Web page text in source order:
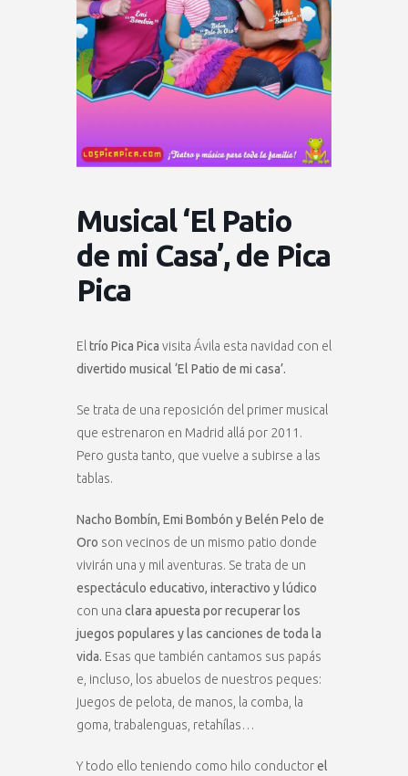
Musical ‘El Patio
de mi Casa’, de Pica
Pica
El trío Pica Pica visita Ávila esta navidad con el
divertido musical ‘El Patio de mi casa’.
Se trata de una reposición del primer musical
que estrenaron en Madrid allá por 2011.
Pero gusta tanto, que vuelve a subirse a las
tablas.
Nacho Bombín, Emi Bombón y Belén Pelo de
Oro son vecinos de un mismo patio donde
vivirán una y mil aventuras. Se trata de un
espectáculo educativo, interactivo y lúdico
con una clara apuesta por recuperar los
juegos populares y las canciones de toda la
vida. Esas que también cantamos sus papás
e, incluso, los abuelos de nuestros peques:
juegos de pelota, de manos, la comba, la
goma, trabalenguas, retahílas…
Y todo ello teniendo como hilo conductorel